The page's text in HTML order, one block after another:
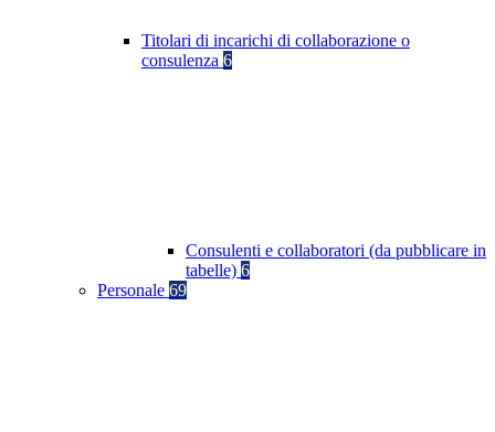
Titolari di incarichi di collaborazione o
consulenza 6
Consulenti e collaboratori (da pubblicare in
tabelle) 6
Personale 69